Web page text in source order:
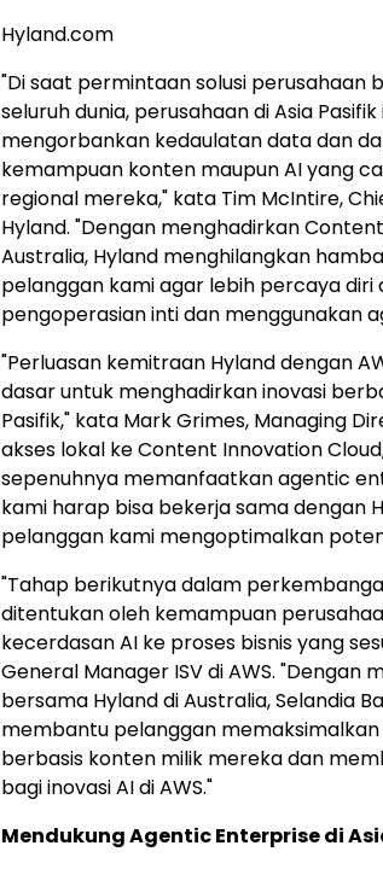
Hyland.com
"Di saat permintaan solusi perusahaan
seluruh dunia, perusahaan di Asia
mengorbankan kedaulatan data dan
kemampuan konten maupun AI yang
regional mereka," kata Tim McIntire,
Hyland. "Dengan menghadirkan
Australia, Hyland menghilangkan
pelanggan kami agar lebih percaya diri
pengoperasian inti dan menggunakan
"Perluasan kemitraan Hyland dengan
dasar untuk menghadirkan inovasi
Pasifik," kata Mark Grimes, Managing
akses lokal ke Content Innovation
sepenuhnya memanfaatkan agentic
kami harap bisa bekerja sama dengan
pelanggan kami mengoptimalkan
"Tahap berikutnya dalam
ditentukan oleh kemampuan
kecerdasan AI ke proses bisnis yang
General Manager ISV di AWS. "Dengan
bersama Hyland di Australia, Selandia
membantu pelanggan
berbasis konten milik mereka dan
bagi inovasi AI di AWS."
Mendukung Agentic Enterprise di